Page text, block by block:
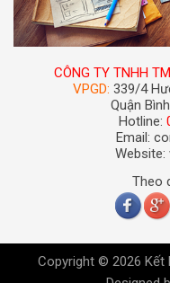
CÔNG TY TNHH
VPGD: 339/4
Quận
Hotline:
Email:
Theo
Copyright © 2026 Kết